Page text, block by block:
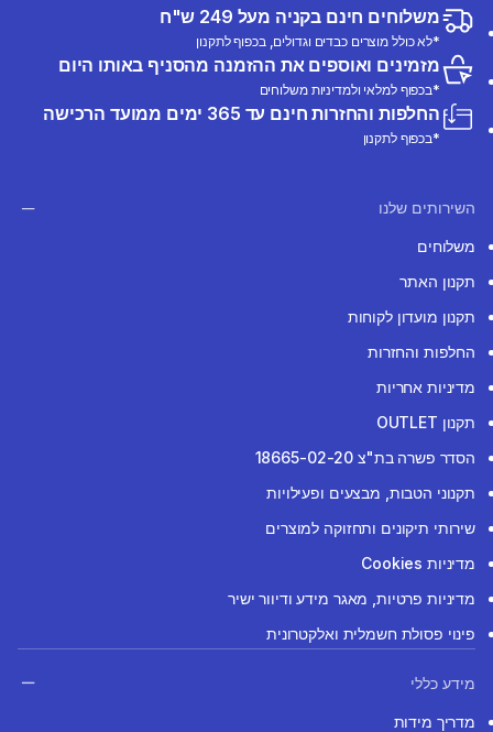
משלוחים חינם בקניה מעל 249 ש"ח
*לא כולל מוצרים כבדים וגדולים, בכפוף לתקנון
מזמינים ואוספים את ההזמנה מהסניף באותו היום
*בכפוף למלאי ולמדיניות משלוחים
החלפות והחזרות חינם עד 365 ימים ממועד הרכישה
*בכפוף לתקנון
השירותים שלנו
משלוחים
תקנון האתר
תקנון מועדון לקוחות
החלפות והחזרות
מדיניות אחריות
תקנון OUTLET
הסדר פשרה בת"צ 18665-02-20
תקנוני הטבות, מבצעים ופעילויות
שירותי תיקונים ותחזוקה למוצרים
מדיניות Cookies
מדיניות פרטיות, מאגר מידע ודיוור ישיר
פינוי פסולת חשמלית ואלקטרונית
מידע כללי
מדריך מידות